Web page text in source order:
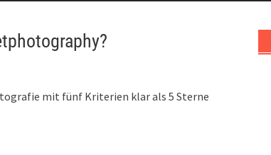
mit fünf Kriterien klar als 5 Sterne